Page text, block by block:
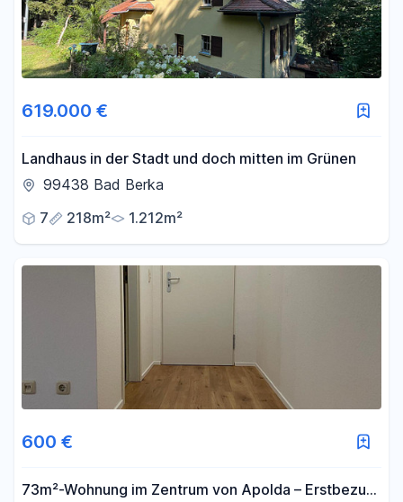
619.000 €
Landhaus in der Stadt und doch mitten im Grünen
99438 Bad Berka
7
218m² 1.212m²
600 €
73m²-Wohnung im Zentrum von Apolda – Erstbezug